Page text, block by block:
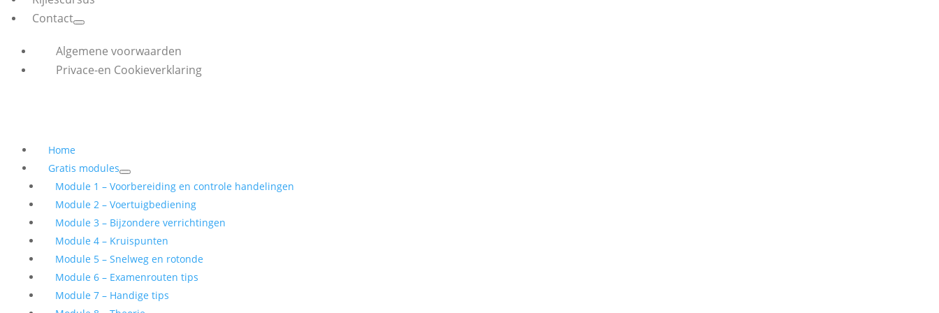
Contact
Algemene voorwaarden
Privace-en Cookieverklaring
Home
Gratis modules
Module 1 – Voorbereiding en controle handelingen
Module 2 – Voertuigbediening
Module 3 – Bijzondere verrichtingen
Module 4 – Kruispunten
Module 5 – Snelweg en rotonde
Module 6 – Examenrouten tips
Module 7 – Handige tips